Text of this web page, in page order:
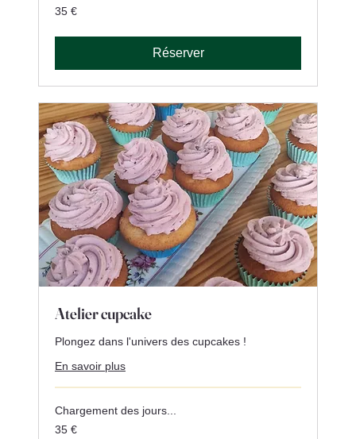
35
euros
35 €
Réserver
Atelier cupcake
Plongez dans l'univers des cupcakes !
En savoir plus
Chargement des jours...
35
euros
35 €